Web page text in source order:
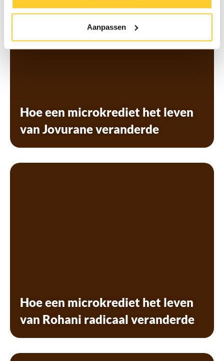
Aanpassen
Hoe een microkrediet het leven
van Jovurane veranderde
Hoe een microkrediet het leven
van Rohani radicaal veranderde